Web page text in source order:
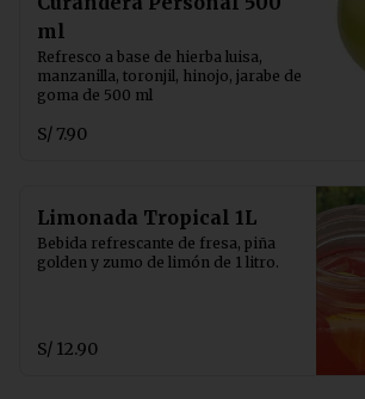
ml
Refresco a base de hierba luisa,
manzanilla, toronjil, hinojo, jarabe de
goma de 500 ml
S/ 7.90
Limonada Tropical 1L
Bebida refrescante de fresa, piña
golden y zumo de limón de 1 litro.
S/ 12.90